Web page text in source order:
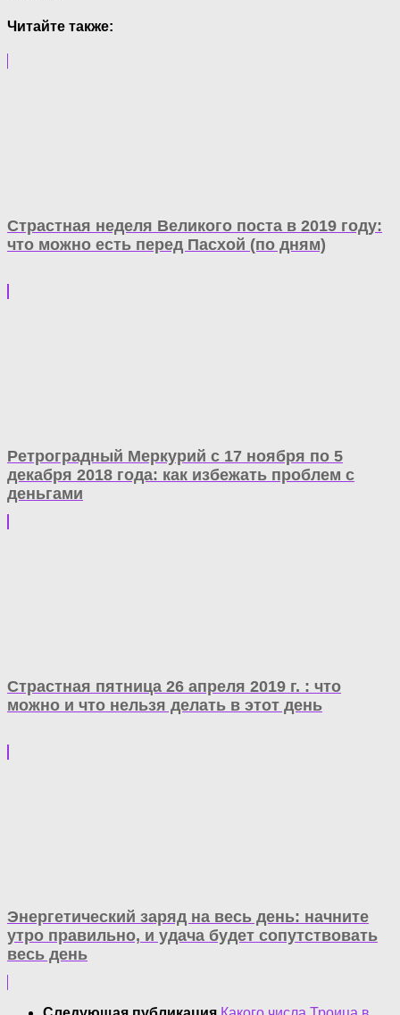
Читайте также:
Страстная неделя Великого поста в 2019 году:
что можно есть перед Пасхой (по дням)
Ретроградный Меркурий с 17 ноября по 5
декабря 2018 года: как избежать проблем с
деньгами
Страстная пятница 26 апреля 2019 г. : что
можно и что нельзя делать в этот день
Энергетический заряд на весь день: начните
утро правильно, и удача будет сопутствовать
весь день